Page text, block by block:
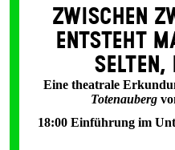
ZWISCHEN
ENT­STEHT
SELTEN,
Eine theatrale
Totenauberg
18:00 Einführung im